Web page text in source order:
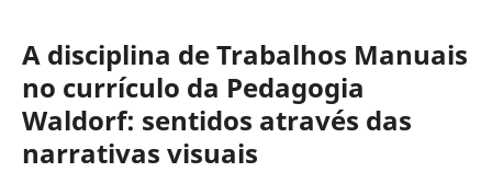
A disciplina de Trabalhos Manuais
no currículo da Pedagogia
Waldorf: sentidos através das
narrativas visuais